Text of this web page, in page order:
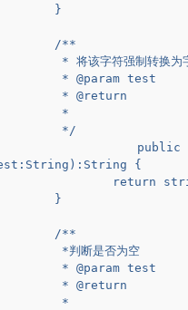
		}
		/**
* 将该字符强制转换为
		 * @param test
		 * @return
		 *
		 */
{
return
		}
		/**
		 *判断是否为空
		 * @param test
		 * @return
		 *